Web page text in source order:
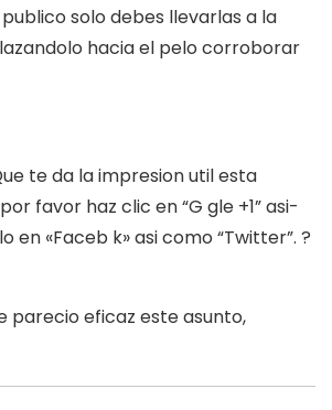
solo debes llevarlas a la
hacia el pelo corroborar
te da la impresion util esta
favor haz clic en “G gle +1” asi­
«Faceb k» asi­ como “Twitter”. ?
parecio eficaz este asunto,